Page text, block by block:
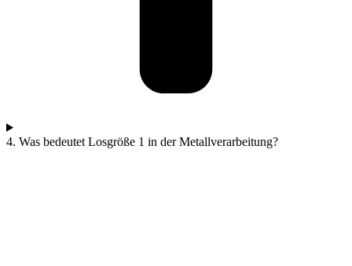
4. Was bedeutet Losgröße 1 in der Metallverarbeitung?